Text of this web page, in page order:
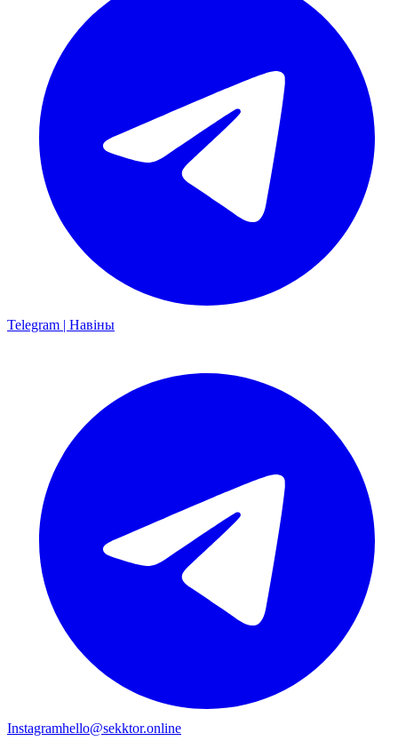
Telegram | Навіны
Instagramhello@sekktor.online